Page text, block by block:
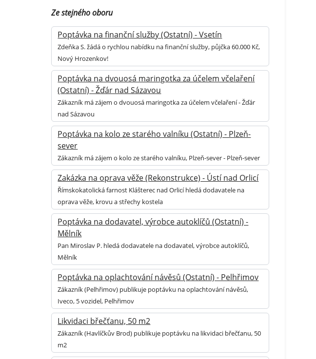
Ze stejného oboru
Poptávka na finanční služby (Ostatní) - Vsetín
Zdeňka S. žádá o rychlou nabídku na finanční služby, půjčka 60.000 Kč,
Nový Hrozenkov!
Poptávka na dvouosá maringotka za účelem včelaření
(Ostatní) - Žďár nad Sázavou
Zákazník má zájem o dvouosá maringotka za účelem včelaření - Žďár
nad Sázavou
Poptávka na kolo ze starého valníku (Ostatní) - Plzeň-
sever
Zákazník má zájem o kolo ze starého valníku, Plzeň-sever - Plzeň-sever
Zakázka na oprava věže (Rekonstrukce) - Ústí nad Orlicí
Římskokatolická farnost Klášterec nad Orlicí hledá dodavatele na
oprava věže, krovu a střechy kostela
Poptávka na dodavatel, výrobce autoklíčů (Ostatní) -
Mělník
Pan Miroslav P. hledá dodavatele na dodavatel, výrobce autoklíčů,
Mělník
Poptávka na oplachtování návěsů (Ostatní) - Pelhřimov
Zákazník (Pelhřimov) publikuje poptávku na oplachtování návěsů,
Iveco, 5 vozidel, Pelhřimov
Likvidaci břečťanu, 50 m2
Zákazník (Havlíčkův Brod) publikuje poptávku na likvidaci břečťanu, 50
m2